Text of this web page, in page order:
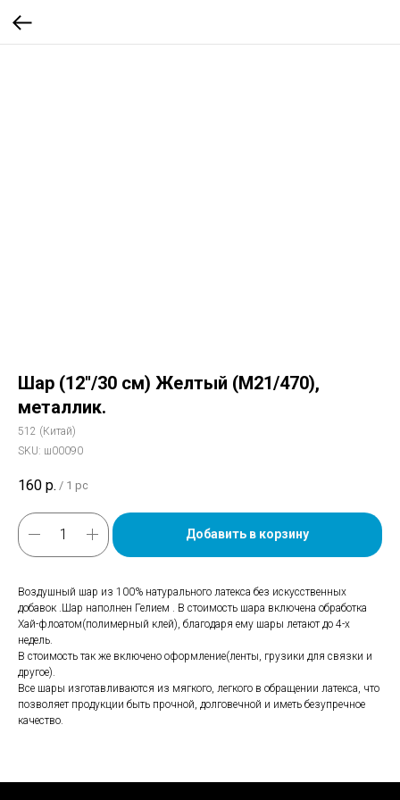
Шар (12''/30 см) Желтый (M21/470),
металлик.
512 (Китай)
SKU: ш00090
160 р. / 1 pc
Добавить в корзину
Воздушный шар из 100% натурального латекса без искусственных
добавок .Шар наполнен Гелием . В стоимость шара включена обработка
Хай-флоатом(полимерный клей), благодаря ему шары летают до 4-х
недель.
В стоимость так же включено оформление(ленты, грузики для связки и
другое).
Все шары изготавливаются из мягкого, легкого в обращении латекса, что
позволяет продукции быть прочной, долговечной и иметь безупречное
качество.